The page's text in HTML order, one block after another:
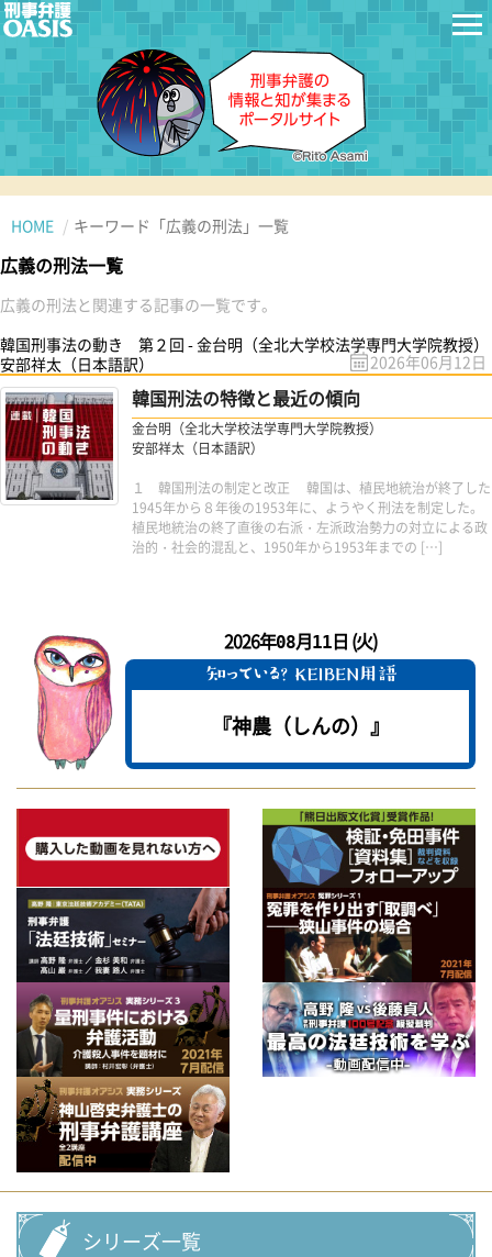
HOME キーワード「広義の刑法」一覧
広義の刑法一覧
広義の刑法と関連する記事の一覧です。
韓国刑事法の動き 第２回 - 金台明（全北大学校法学専門大学院教授）
安部祥太（日本語訳）
2026年06月12日
韓国刑法の特徴と最近の傾向
金台明（全北大学校法学専門大学院教授）
安部祥太（日本語訳）
１ 韓国刑法の制定と改正 韓国は、植民地統治が終了した
1945年から８年後の1953年に、ようやく刑法を制定した。
植民地統治の終了直後の右派・左派政治勢力の対立による政
治的・社会的混乱と、1950年から1953年までの […]
2026年08月11日 (火)
『神農（しんの）』
シリーズ一覧